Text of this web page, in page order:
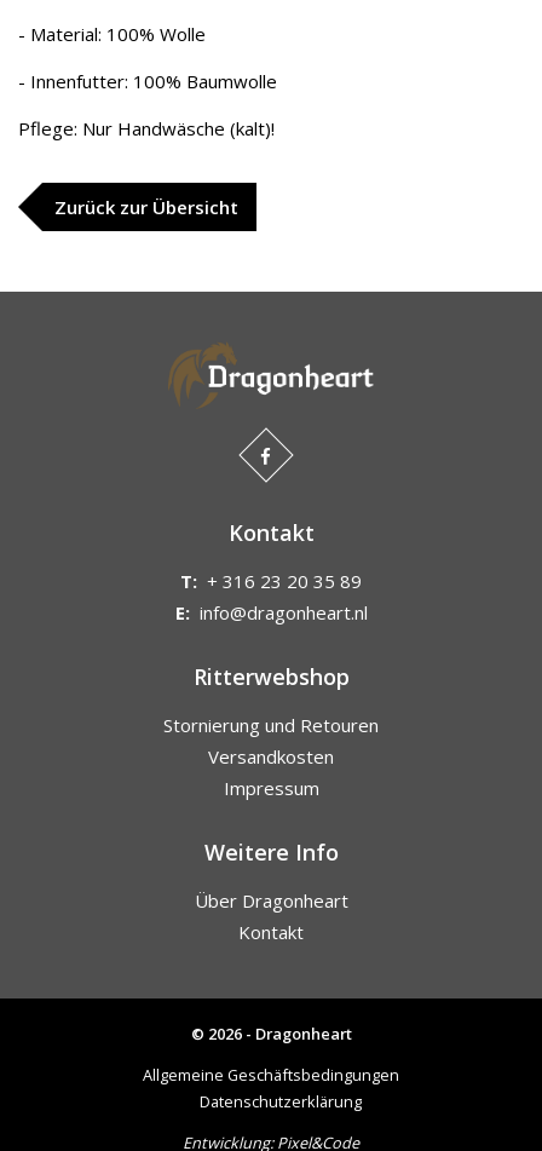
- Material: 100% Wolle
- Innenfutter: 100% Baumwolle
Pflege: Nur Handwäsche (kalt)!
Zurück zur Übersicht
Kontakt
T: + 316 23 20 35 89
E: info@dragonheart.nl
Ritterwebshop
Stornierung und Retouren
Versandkosten
Impressum
Weitere Info
Über Dragonheart
Kontakt
© 2026 - Dragonheart
Allgemeine Geschäftsbedingungen
Datenschutzerklärung
Entwicklung:Pixel&Code